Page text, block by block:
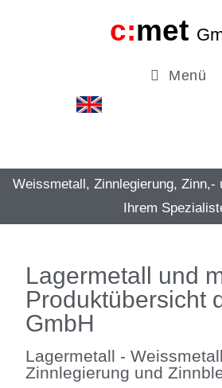
c:met
Menü
Weissmetall, Zinnlegierung, Zinn,-
Ihrem
Lagermetall und
Produktübersicht
GmbH
Lagermetall -
Zinnlegierung und